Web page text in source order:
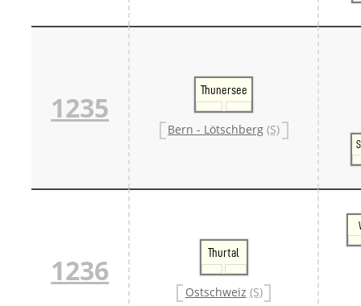
1235
Thunersee
Bern - Lötschberg (S)
1236
Thurtal
Ostschweiz (S)